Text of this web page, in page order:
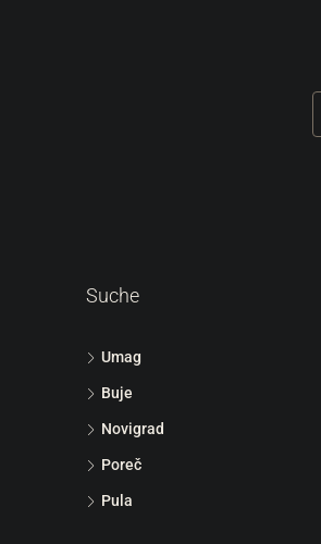
Suche
Umag
Buje
Novigrad
Poreč
Pula